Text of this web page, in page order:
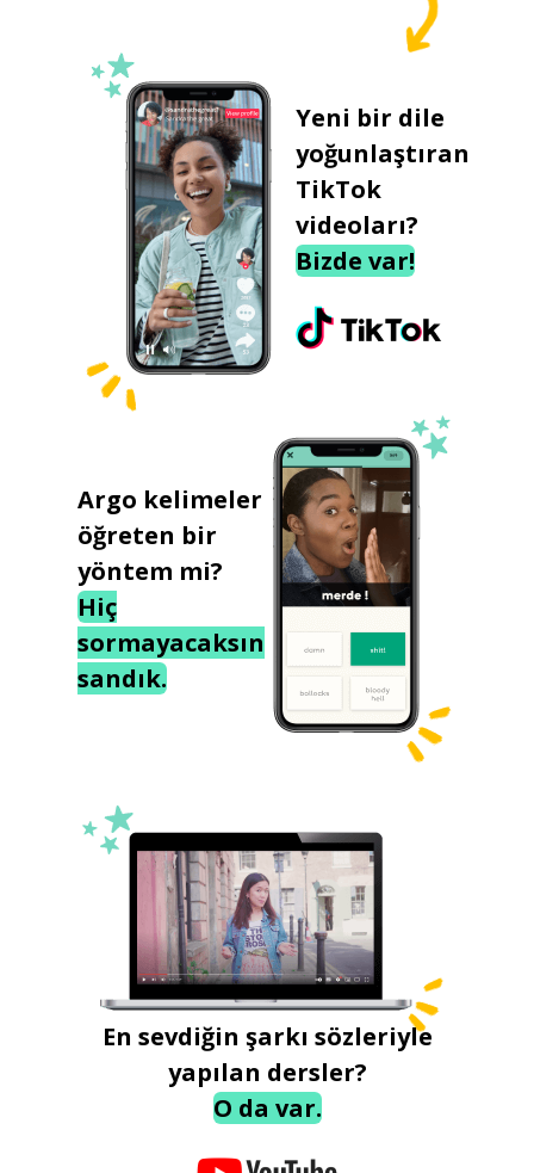
Yeni bir dile
yoğunlaştıran
TikTok
videoları?
Bizde var!
Argo kelimeler
öğreten bir
yöntem mi?
Hiç
sormayacaksın
sandık.
En sevdiğin şarkı sözleriyle
yapılan dersler?
O da var.